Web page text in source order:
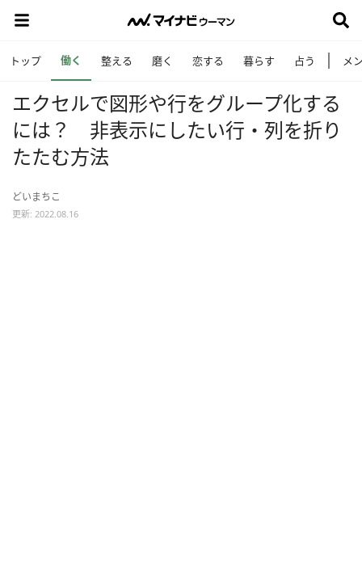
トップ 働く 整える 磨く 恋する 暮らす 占う メ
エクセルで図形や行をグループ化する
には？ 非表示にしたい行・列を折り
たたむ方法
どいまちこ
更新: 2022.08.16